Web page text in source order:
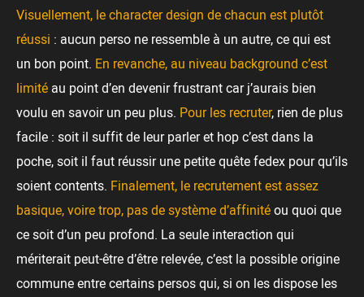
Visuellement, le character design de chacun est plutôt
réussi : aucun perso ne ressemble à un autre, ce qui est
un bon point. En revanche, au niveau background c’est
limité au point d’en devenir frustrant car j’aurais bien
voulu en savoir un peu plus. Pour les recruter, rien de plus
facile : soit il suffit de leur parler et hop c’est dans la
poche, soit il faut réussir une petite quête fedex pour qu’ils
soient contents. Finalement, le recrutement est assez
basique, voire trop, pas de système d’affinitéou quoi que
ce soit d’un peu profond. La seule interaction qui
mériterait peut-être d’être relevée, c’est la possible origine
commune entre certains persos qui, si on les dispose les